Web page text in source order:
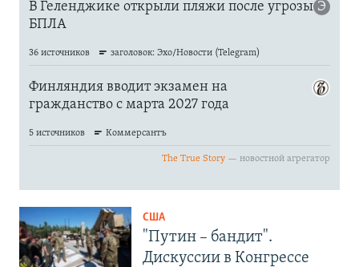
США
"Путин – бандит".
Дискуссии в Конгрессе